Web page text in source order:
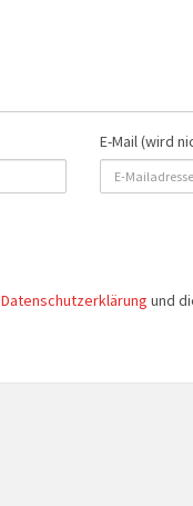
E-Mail (wird
Datenschutzerklärung und